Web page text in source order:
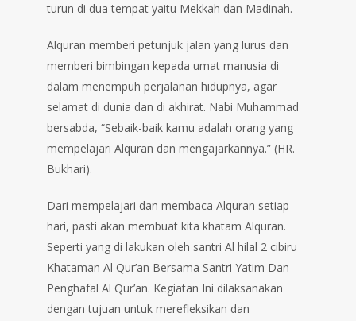
turun di dua tempat yaitu Mekkah dan Madinah.⁣
Alquran memberi petunjuk jalan yang lurus dan
memberi bimbingan kepada umat manusia di
dalam menempuh perjalanan hidupnya, agar
selamat di dunia dan di akhirat. Nabi Muhammad
bersabda, “Sebaik-baik kamu adalah orang yang
mempelajari Alquran dan mengajarkannya.” (HR.
Bukhari).⁣
Dari mempelajari dan membaca Alquran setiap
hari, pasti akan membuat kita khatam Alquran.
Seperti yang di lakukan oleh santri Al hilal 2 cibiru
Khataman Al Qur’an Bersama Santri Yatim Dan
Penghafal Al Qur’an. Kegiatan Ini dilaksanakan
dengan tujuan untuk merefleksikan dan